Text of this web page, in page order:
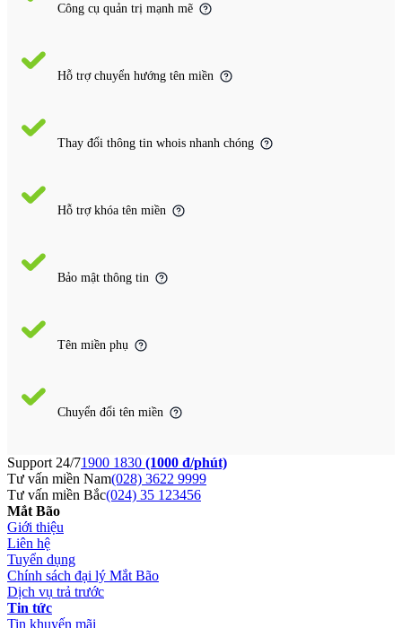
Công cụ quản trị mạnh mẽ
Hỗ trợ chuyển hướng tên miền
Thay đổi thông tin whois nhanh chóng
Hỗ trợ khóa tên miền
Bảo mật thông tin
Tên miền phụ
Chuyển đổi tên miền
Support 24/71900 1830 (1000 đ/phút)
Tư vấn miền Nam(028) 3622 9999
Tư vấn miền Bắc(024) 35 123456
Mắt Bão
Giới thiệu
Liên hệ
Tuyển dụng
Chính sách đại lý Mắt Bão
Dịch vụ trả trước
Tin tức
Tin khuyến mãi